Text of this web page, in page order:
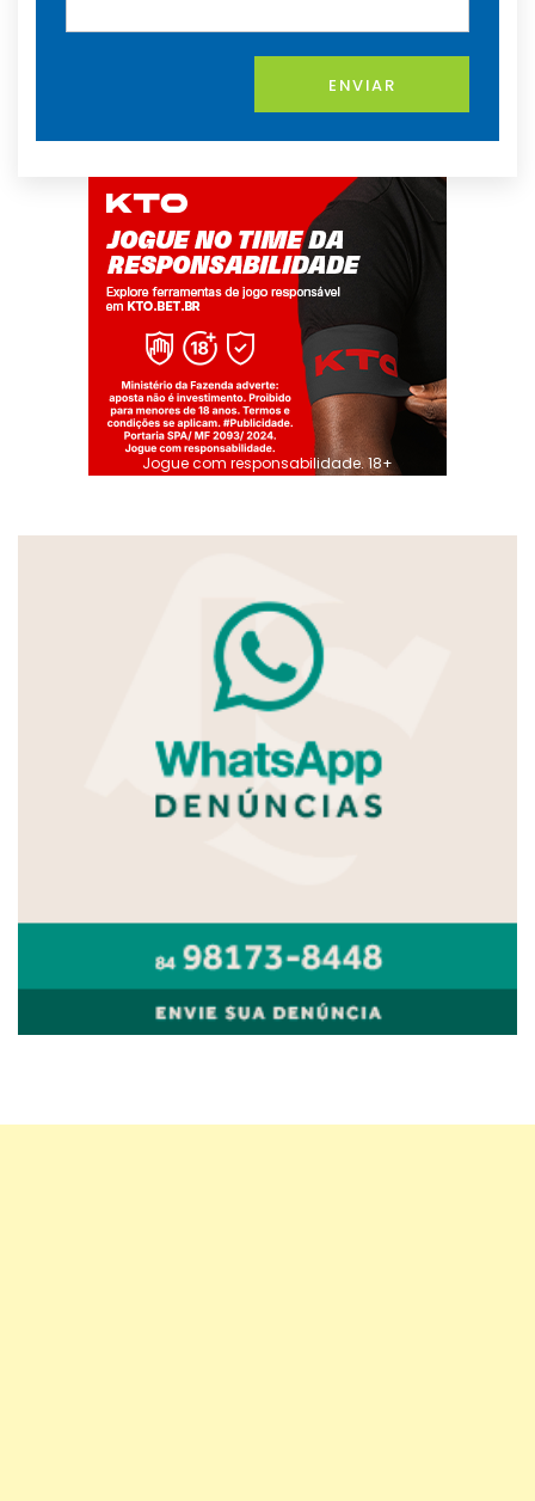
ENVIAR
Jogue com responsabilidade. 18+